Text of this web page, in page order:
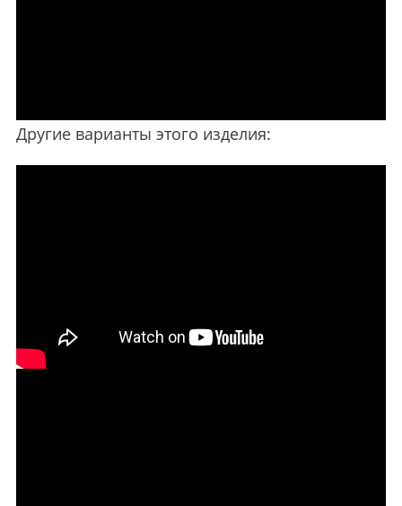
Другие варианты этого изделия: